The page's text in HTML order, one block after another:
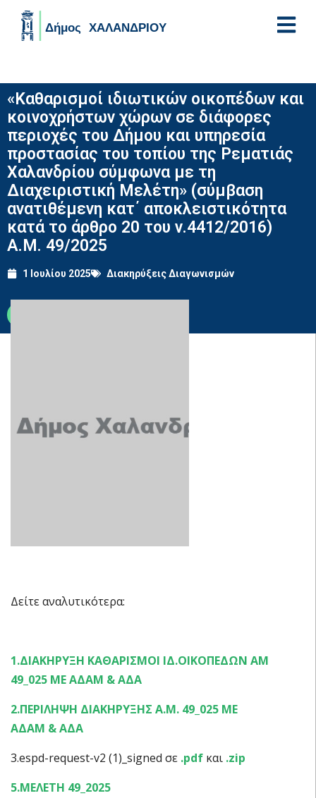
«Καθαρισμοί ιδιωτικών οικοπέδων και
κοινοχρήστων χώρων σε διάφορες
περιοχές του Δήμου και υπηρεσία
προστασίας του τοπίου της Ρεματιάς
Χαλανδρίου σύμφωνα με τη
Διαχειριστική Μελέτη» (σύμβαση
ανατιθέμενη κατ΄ αποκλειστικότητα
κατά το άρθρο 20 του ν.4412/2016)
Α.Μ. 49/2025
1 Ιουλίου 2025 Διακηρύξεις Διαγωνισμών
Δείτε αναλυτικότερα:
1.ΔΙΑΚΗΡΥΞΗ ΚΑΘΑΡΙΣΜΟΙ ΙΔ.ΟΙΚΟΠΕΔΩΝ ΑΜ
49_025 ΜΕ ΑΔΑΜ & ΑΔΑ
2.ΠΕΡΙΛΗΨΗ ΔΙΑΚΗΡΥΞΗΣ Α.Μ. 49_025 ΜΕ
ΑΔΑΜ & ΑΔΑ
3.espd-request-v2 (1)_signed σε .pdf και .zip
5.ΜΕΛΕΤΗ 49_2025